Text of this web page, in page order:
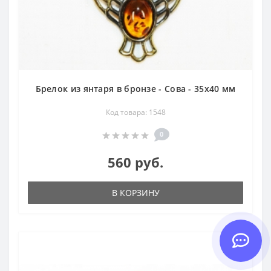
Брелок из янтаря в бронзе - Сова - 35х40 мм
Код товара: 1548
0
560 руб.
В КОРЗИНУ